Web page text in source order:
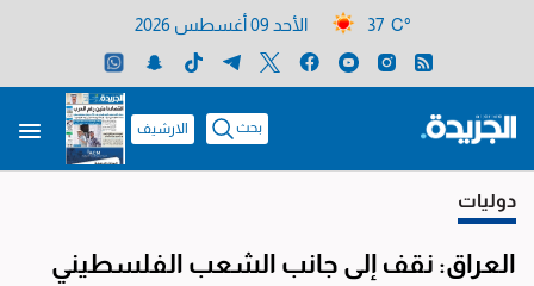
37 C° الأحد 09 أغسطس 2026
بحث الارشيف
دوليات
العراق: نقف إلى جانب الشعب الفلسطيني